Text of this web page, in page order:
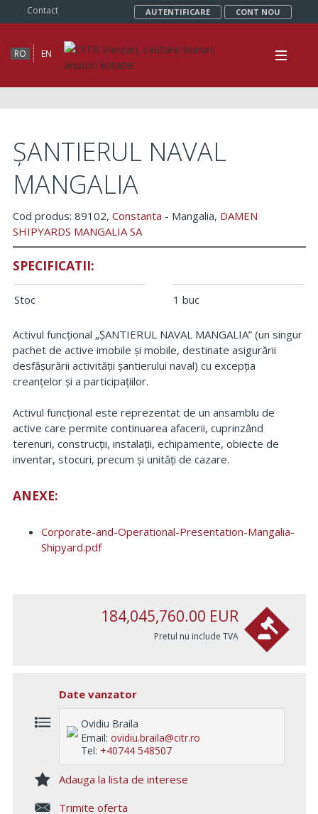
Contact AUTENTIFICARE CONT NOU
RO EN
ȘANTIERUL NAVAL
MANGALIA
Cod produs: 89102, Constanta - Mangalia, DAMEN
SHIPYARDS MANGALIA SA
SPECIFICATII:
Stoc 1 buc
Activul funcțional „ȘANTIERUL NAVAL MANGALIA” (un singur
pachet de active imobile și mobile, destinate asigurării
desfășurării activității șantierului naval) cu excepția
creanțelor și a participațiilor.
Activul funcțional este reprezentat de un ansamblu de
active care permite continuarea afacerii, cuprinzând
terenuri, construcții, instalații, echipamente, obiecte de
inventar, stocuri, precum și unități de cazare.
ANEXE:
Corporate-and-Operational-Presentation-Mangalia-
Shipyard.pdf
184,045,760.00 EUR
Pretul nu include TVA
Date vanzator
Ovidiu Braila
Email: ovidiu.braila@citr.ro
Tel: +40744 548507
Adauga la lista de interese
Trimite oferta